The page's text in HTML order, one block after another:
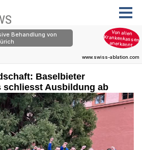
Baselbieter
schliesst Ausbildung ab